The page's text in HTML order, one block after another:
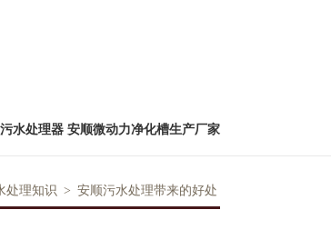
水处理器 安顺微动力净化槽生产厂家
处理知识 > 安顺污水处理带来的好处